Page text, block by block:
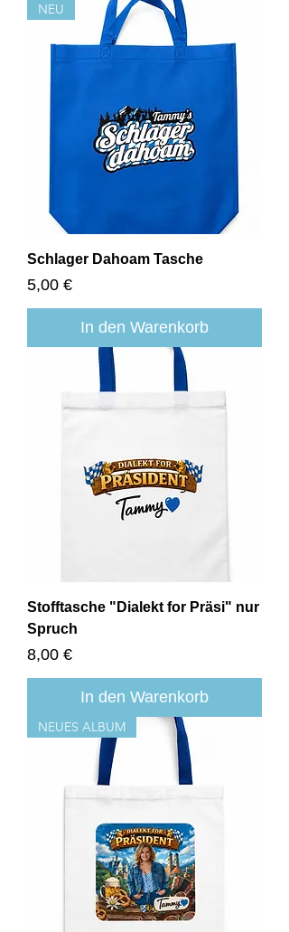
NEU
Schlager Dahoam Tasche
Preis
5,00 €
In den Warenkorb
Stofftasche "Dialekt for Präsi" nur
Spruch
Preis
8,00 €
In den Warenkorb
NEUES ALBUM